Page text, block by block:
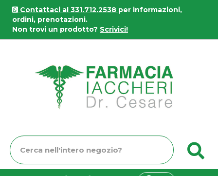
Passa
contenuto
principale
Contattaci al 331.712.2538 per informazioni,
ordini, prenotazioni.
Non trovi un prodotto? Scrivici!
Cerca
Prodotto